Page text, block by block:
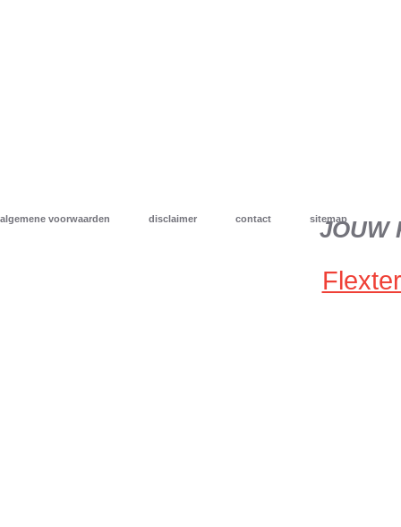
algemene voorwaarden disclaimer contact sitemap
JOUW